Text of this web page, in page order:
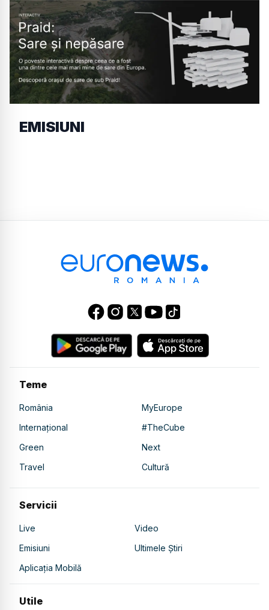
EMISIUNI
Teme
România
MyEurope
Internațional
#TheCube
Green
Next
Travel
Cultură
Servicii
Live
Video
Emisiuni
Ultimele Știri
Aplicația Mobilă
Utile